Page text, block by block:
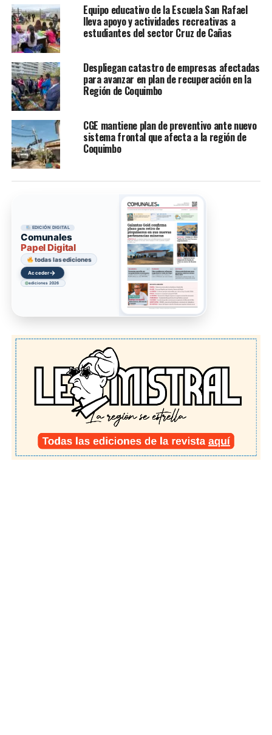
Equipo educativo de la Escuela San Rafael
lleva apoyo y actividades recreativas a
estudiantes del sector Cruz de Cañas
Despliegan catastro de empresas afectadas
para avanzar en plan de recuperación en la
Región de Coquimbo
CGE mantiene plan de preventivo ante nuevo
sistema frontal que afecta a la región de
Coquimbo
EDICIÓN DIGITAL
Comunales
Papel Digital
todas las ediciones
Acceder→
ediciones 2026